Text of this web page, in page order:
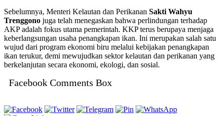
Sebelumnya, Menteri Kelautan dan Perikanan Sakti Wahyu
Trenggono juga telah menegaskan bahwa perlindungan terhadap
AKP adalah fokus utama pemerintah. KKP terus berupaya menjaga
keberlangsungan usaha penangkapan ikan. Ini merupakan salah satu
wujud dari program ekonomi biru melalui kebijakan penangkapan
ikan terukur, demi mewujudkan sektor kelautan dan perikanan yang
berkelanjutan secara ekonomi, ekologi, dan sosial.
Facebook Comments Box